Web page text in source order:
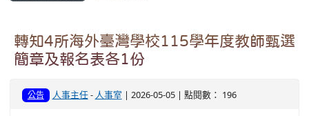
轉知4所海外臺灣學校115學年度教師甄選
簡章及報名表各1份
公告 人事主任- 人事室 | 2026-05-05 | 點閱數： 196